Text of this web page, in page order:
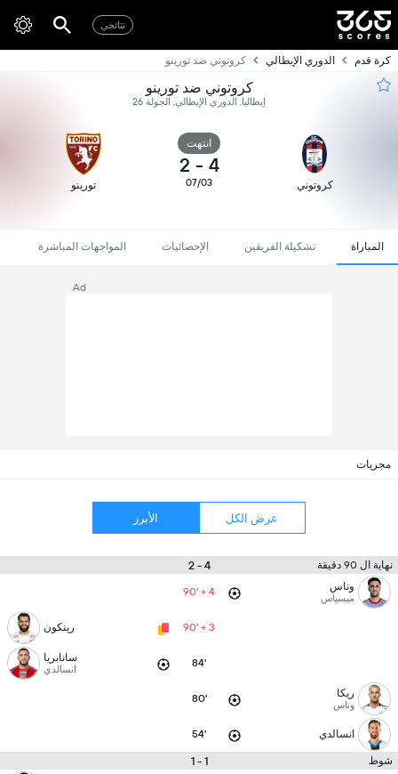
نتائجي
كرة قدم الدوري الإيطالي كروتوني ضد تورينو
كروتوني ضد تورينو
إيطاليا, الدوري الإيطالي, الجولة 26
كروتوني
انتهت
4
-
2
07/03 تورينو
المباراة تشكيلة الفريقين الإحصائيات المواجهات المباشرة
Ad
مجريات
عرض الكل الأبرز
نهاية ال 90 دقيقة 4 - 2
وناس
ميسياس 90' + 4
90' + 3 رينكون
84' سانابريا
انسالدي
ريكا
وناس 80'
انسالدي 54'
شوط 1 - 1